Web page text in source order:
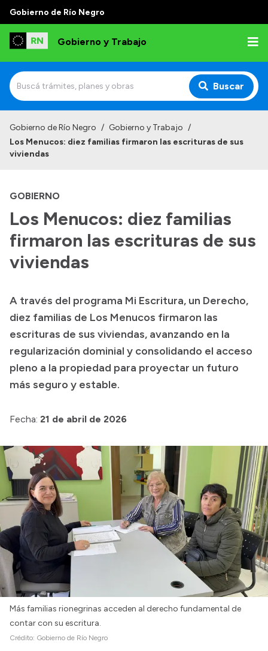
Gobierno de Río Negro
Gobierno y Trabajo
Buscar
Institucional
Autoridades, Áreas y Organismos
Delegaciones
Normativa
Presupuesto
Boletín Oficial
Compras y licitaciones
Consulta de expedientes
Consulta de pago a proveedores
Login
Gobierno de Río Negro / Gobierno y Trabajo /
Los Menucos: diez familias firmaron las escrituras de sus
viviendas
GOBIERNO
Los Menucos: diez familias
firmaron las escrituras de sus
viviendas
A través del programa Mi Escritura, un Derecho,
diez familias de Los Menucos firmaron las
escrituras de sus viviendas, avanzando en la
regularización dominial y consolidando el acceso
pleno a la propiedad para proyectar un futuro
más seguro y estable.
Fecha: 21 de abril de 2026
Más familias rionegrinas acceden al derecho fundamental de
contar con su escritura.
Crédito: Gobierno de Río Negro